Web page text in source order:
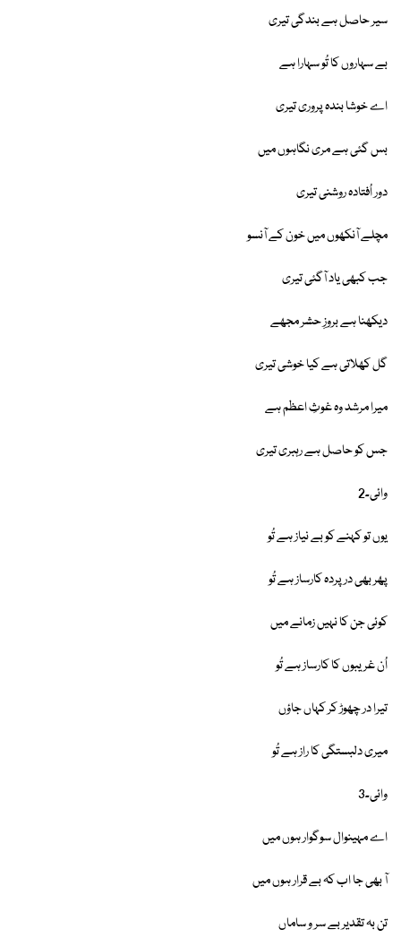
سیر حاصل ہے بندگی تیری
بے سہاروں کا تُو سہارا ہے
اے خوشا بندہ پروری تیری
بس گئی ہے مری نگاہوں میں
دور اُفتادہ روشنی تیری
مچلے آنکھوں میں خون کے آنسو
جب کبھی یاد آگئی تیری
دیکھنا ہے بروزِ حشر مجھے
گل کھلاتی ہے کیا خوشی تیری
میرا مرشد وہ غوثِ اعظم ہے
جس کو حاصل ہے رہبری تیری
وائی۔2
یوں تو کہنے کو بے نیاز ہے تُو
پھر بھی در پردہ کارساز ہے تُو
کوئی جن کا نہیں زمانے میں
اُن غریبوں کا کارساز ہے تُو
تیرا در چھوڑ کر کہاں جاؤں
میری دلبستگی کا راز ہے تُو
وائی۔3
اے مہینوال سوگوار ہوں میں
آ بھی جا اب کہ بے قرار ہوں میں
تن بہ تقدیر بے سر و ساماں